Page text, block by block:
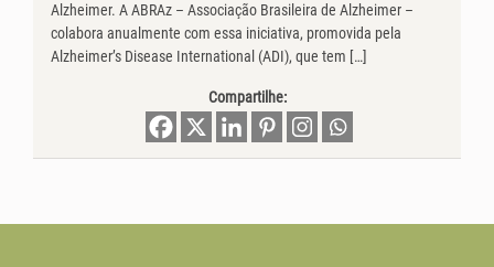
Alzheimer. A ABRAz – Associação Brasileira de Alzheimer –
colabora anualmente com essa iniciativa, promovida pela
Alzheimer’s Disease International (ADI), que tem […]
Compartilhe: